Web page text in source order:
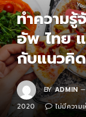
ทำความ
อัพ ไทย
กับแนวคิด
BY ADMIN
2020
ไม่มีความ